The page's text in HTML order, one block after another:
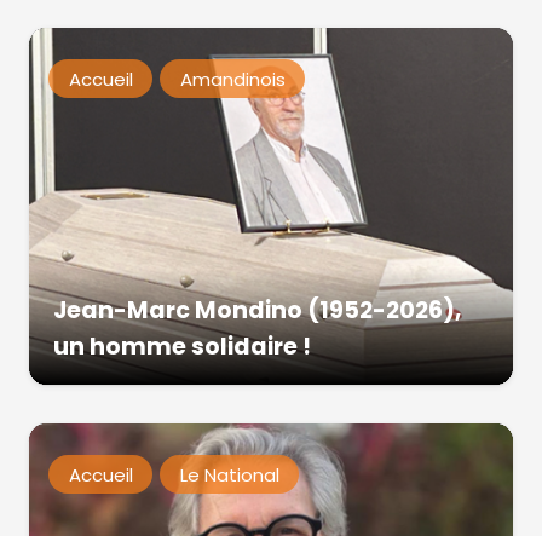
Accueil Amandinois
Jean-Marc Mondino (1952-2026),
un homme solidaire !
Accueil Le National